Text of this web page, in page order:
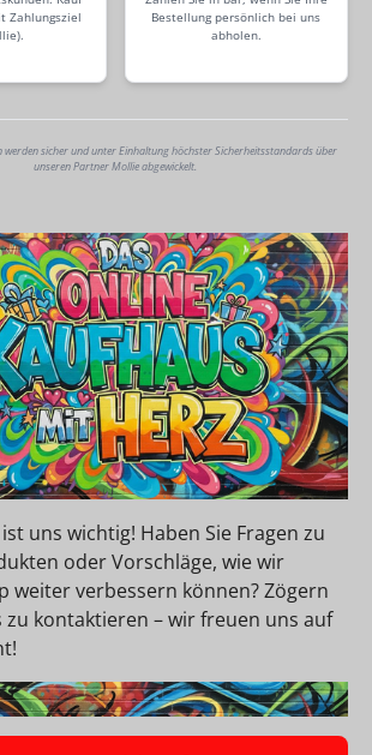
Zahlungsziel
Bestellung persönlich bei uns
abholen.
werden sicher und unter Einhaltung höchster Sicherheitsstandards über
unseren Partner Mollie abgewickelt.
uns wichtig! Haben Sie Fragen zu
oder Vorschläge, wie wir
weiter verbessern können? Zögern
zu kontaktieren – wir freuen uns auf